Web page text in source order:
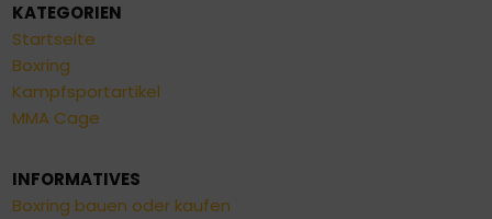
KATEGORIEN
Startseite
Boxring
Kampfsportartikel
MMA Cage
INFORMATIVES
Boxring bauen oder kaufen